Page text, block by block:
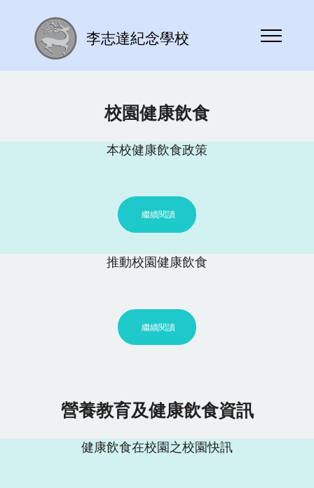
校園健康飲食
本校健康飲食政策
繼續閱讀
推動校園健康飲食
繼續閱讀
營養教育及健康飲食資訊
健康飲食在校園之校園快訊
李志達紀念學校